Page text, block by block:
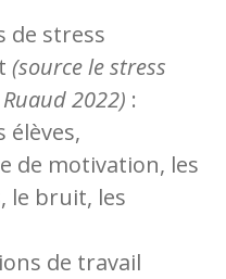
de stress
(source le stress
2022) :
élèves,
de motivation, les
le bruit, les
de travail